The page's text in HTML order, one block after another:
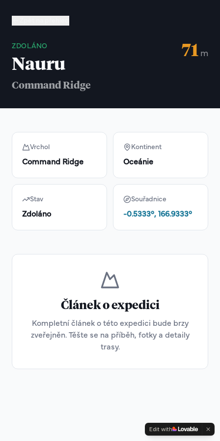
ZDOLÁNO
Nauru
Command Ridge
71 m
Vrchol
Command Ridge
Kontinent
Oceánie
Stav
Zdoláno
Souřadnice
-0.5333°, 166.9333°
Článek o expedici
Kompletní článek o této expedici bude brzy
zveřejněn. Těšte se na příběh, fotky a detaily
trasy.
Edit with